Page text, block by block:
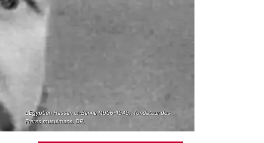
L'Egyptien Hassan el-Banna (1906-1949), fondateur des
Frères musulmans. DR.